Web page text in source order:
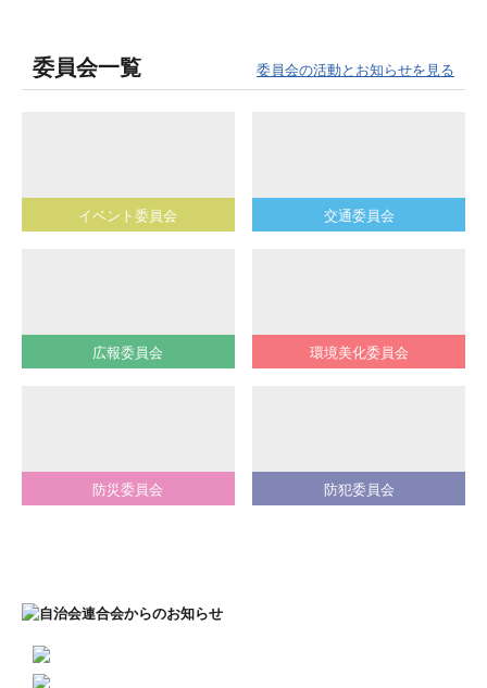
委員会一覧 委員会の活動とお知らせを見る
イベント委員会 交通委員会
広報委員会 環境美化委員会
防災委員会 防犯委員会